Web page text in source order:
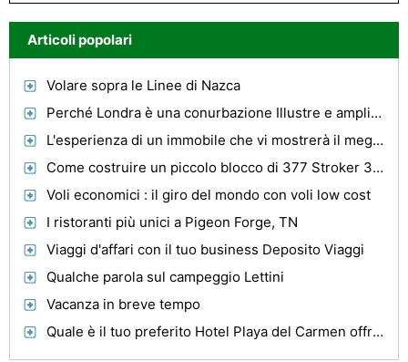
Articoli popolari
Volare sopra le Linee di Nazca
Perché Londra è una conurbazione Illustre e ampliando
L'esperienza di un immobile che vi mostrerà il meglio di Las Vegas
Come costruire un piccolo blocco di 377 Stroker 350 Chevy
Voli economici : il giro del mondo con voli low cost
I ristoranti più unici a Pigeon Forge, TN
Viaggi d'affari con il tuo business Deposito Viaggi
Qualche parola sul campeggio Lettini
Vacanza in breve tempo
Quale è il tuo preferito Hotel Playa del Carmen offre?